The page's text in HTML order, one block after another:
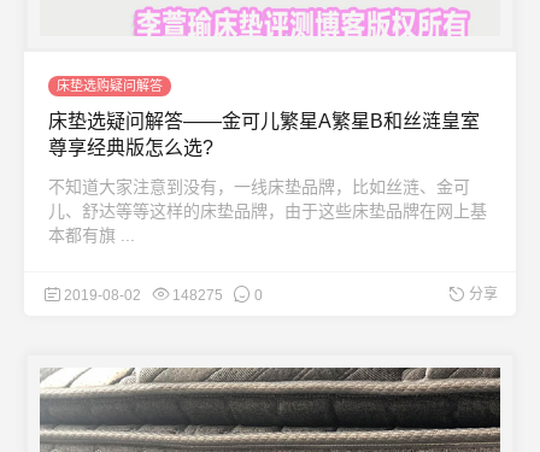
床垫选购疑问解答
床垫选疑问解答——金可儿繁星A繁星B和丝涟皇室
尊享经典版怎么选?
不知道大家注意到没有，一线床垫品牌，比如丝涟、金可
儿、舒达等等这样的床垫品牌，由于这些床垫品牌在网上基
本都有旗 ...
2019-08-02 148275 0 分享